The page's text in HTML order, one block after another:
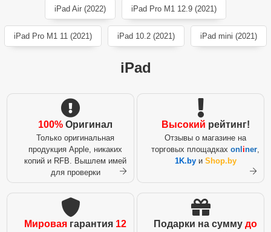
iPad Air (2022) iPad Pro M1 12.9 (2021)
iPad Pro M1 11 (2021) iPad 10.2 (2021) iPad mini (2021)
iPad
100% Оригинал
Только оригинальная
продукция Apple, никаких
копий и RFB. Вышлем имей
для проверки
Высокий рейтинг!
Отзывы о магазине на
торговых площадках onliner
1K.byи Shop.by
Мировая гарантия 12
Подарки на сумму до